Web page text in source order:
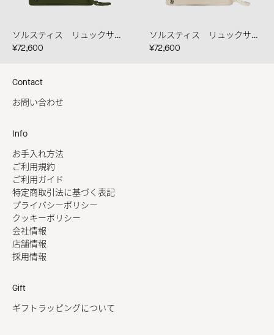
ソルスティス リュックサック カーキ
¥72,600
ソルスティス リュックサック ソフトゴールド
¥72,600
Contact
お問い合わせ
Info
お手入れ方法
ご利用規約
ご利用ガイド
特定商取引法に基づく表記
プライバシーポリシー
クッキーポリシー
会社情報
店舗情報
採用情報
Gift
ギフトラッピングについて